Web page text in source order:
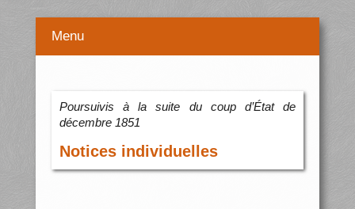
Menu
Poursuivis à la suite du coup d’État de
décembre 1851
Notices individuelles